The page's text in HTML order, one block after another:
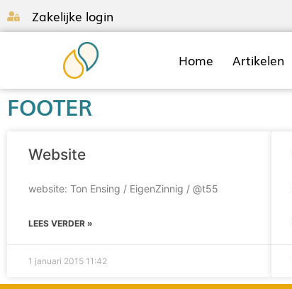
Zakelijke login
Home Artikelen
FOOTER
Website
website: Ton Ensing / EigenZinnig / @t55
LEES VERDER »
1 januari 2015 11:42